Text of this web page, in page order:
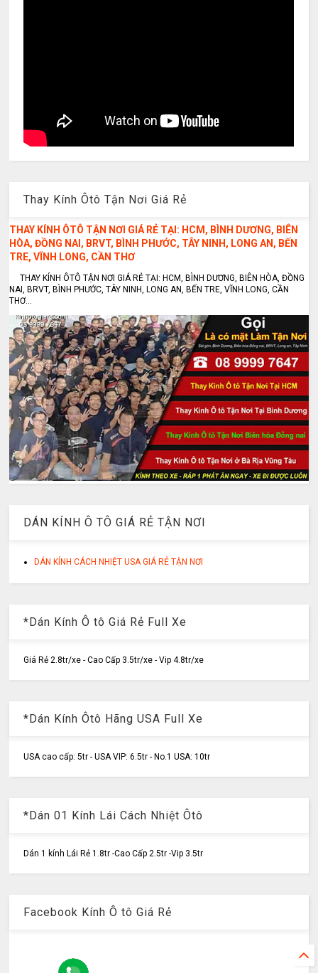
Thay Kính Ôtô Tận Nơi Giá Rẻ
THAY KÍNH ÔTÔ TẬN NƠI GIÁ RẺ TẠI: HCM, BÌNH DƯƠNG, BIÊN
HÒA, ĐỒNG NAI, BRVT, BÌNH PHƯỚC, TÂY NINH, LONG AN, BẾN
TRE, VĨNH LONG, CẦN THƠ
THAY KÍNH ÔTÔ TẬN NƠI GIÁ RẺ TẠI: HCM, BÌNH DƯƠNG, BIÊN HÒA, ĐỒNG
NAI, BRVT, BÌNH PHƯỚC, TÂY NINH, LONG AN, BẾN TRE, VĨNH LONG, CẦN
THƠ...
DÁN KÍNH Ô TÔ GIÁ RẺ TẬN NƠI
DÁN KÍNH CÁCH NHIỆT USA GIÁ RẺ TẬN NƠI
*Dán Kính Ô tô Giá Rẻ Full Xe
Giá Rẻ 2.8tr/xe - Cao Cấp 3.5tr/xe - Vip 4.8tr/xe
*Dán Kính Ôtô Hãng USA Full Xe
USA cao cấp: 5tr - USA VIP: 6.5tr - No.1 USA: 10tr
*Dán 01 Kính Lái Cách Nhiệt Ôtô
Dán 1 kính Lái Rẻ 1.8tr -Cao Cấp 2.5tr -Vip 3.5tr
Facebook Kính Ô tô Giá Rẻ